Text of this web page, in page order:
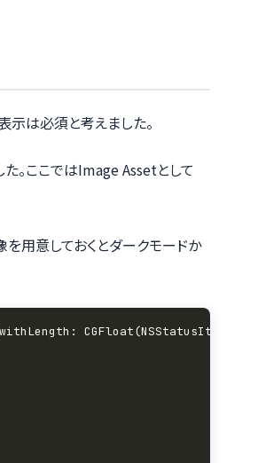
示は必須と考えました。
。ここではImage Assetとして
を用意しておくとダークモードか